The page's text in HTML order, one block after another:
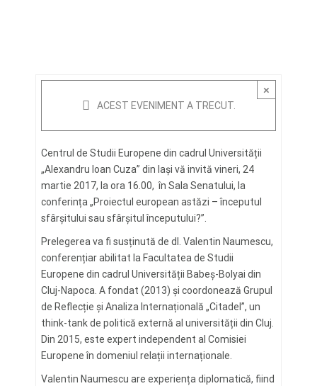
×
ACEST EVENIMENT A TRECUT.
Centrul de Studii Europene din cadrul Universității
„Alexandru Ioan Cuza” din Iași vă invită vineri, 24
martie 2017, la ora 16.00, în Sala Senatului, la
conferința „Proiectul european astăzi – începutul
sfârșitului sau sfârșitul începutului?”.
Prelegerea va fi susținută de dl. Valentin Naumescu,
conferențiar abilitat la Facultatea de Studii
Europene din cadrul Universității Babeș-Bolyai din
Cluj-Napoca. A fondat (2013) și coordonează Grupul
de Reflecție și Analiza Internațională „Citadel”, un
think-tank de politică externă al universității din Cluj.
Din 2015, este expert independent al Comisiei
Europene în domeniul relații internaționale.
Valentin Naumescu are experiența diplomatică, fiind